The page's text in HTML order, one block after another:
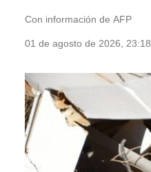
Con información de AFP
01 de agosto de 2026, 23:18